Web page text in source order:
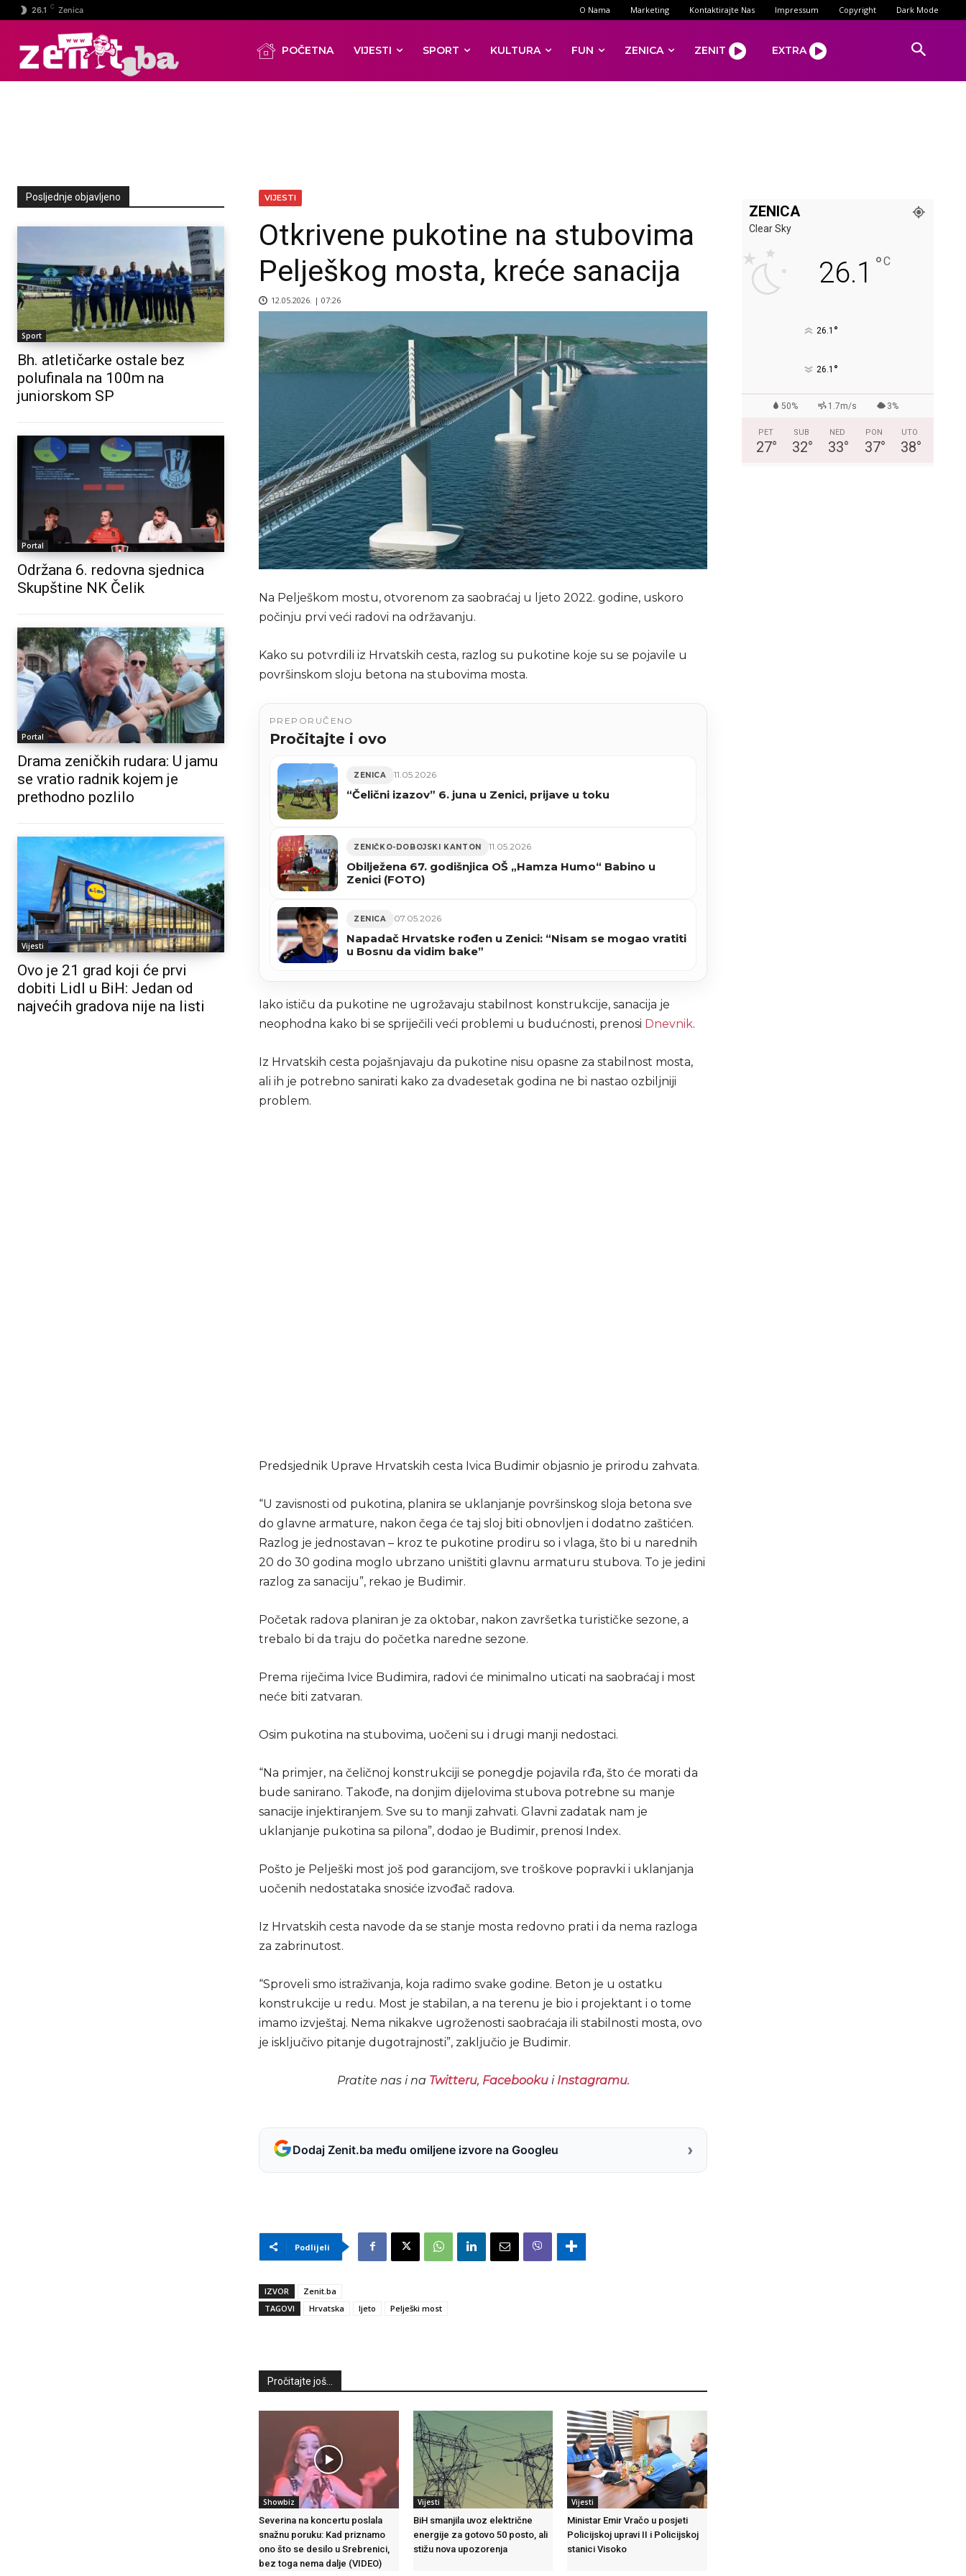
26.1 C Zenica O Nama Marketing Kontaktirajte Nas Impressum Copyright Dark Mode
POČETNA VIJESTI SPORT KULTURA FUN ZENICA ZENIT EXTRA
Posljednje objavljeno
Sport
Bh. atletičarke ostale bez
polufinala na 100m na
juniorskom SP
Portal
Održana 6. redovna sjednica
Skupštine NK Čelik
Portal
Drama zeničkih rudara: U jamu
se vratio radnik kojem je
prethodno pozlilo
Vijesti
Ovo je 21 grad koji će prvi
dobiti Lidl u BiH: Jedan od
najvećih gradova nije na listi
VIJESTI
Otkrivene pukotine na stubovima
Pelješkog mosta, kreće sanacija
12.05.2026. | 07:26
Na Pelješkom mostu, otvorenom za saobraćaj u ljeto 2022. godine, uskoro
počinju prvi veći radovi na održavanju.
Kako su potvrdili iz Hrvatskih cesta, razlog su pukotine koje su se pojavile u
površinskom sloju betona na stubovima mosta.
PREPORUČENO
Pročitajte i ovo
ZENICA 11.05.2026
“Čelični izazov” 6. juna u Zenici, prijave u toku
ZENIČKO-DOBOJSKI KANTON 11.05.2026
Obilježena 67. godišnjica OŠ „Hamza Humo“ Babino u
Zenici (FOTO)
ZENICA 07.05.2026
Napadač Hrvatske rođen u Zenici: “Nisam se mogao vratiti
u Bosnu da vidim bake”
Iako ističu da pukotine ne ugrožavaju stabilnost konstrukcije, sanacija je
neophodna kako bi se spriječili veći problemi u budućnosti, prenosi Dnevnik.
Iz Hrvatskih cesta pojašnjavaju da pukotine nisu opasne za stabilnost mosta,
ali ih je potrebno sanirati kako za dvadesetak godina ne bi nastao ozbiljniji
problem.
Predsjednik Uprave Hrvatskih cesta Ivica Budimir objasnio je prirodu zahvata.
“U zavisnosti od pukotina, planira se uklanjanje površinskog sloja betona sve
do glavne armature, nakon čega će taj sloj biti obnovljen i dodatno zaštićen.
Razlog je jednostavan – kroz te pukotine prodiru so i vlaga, što bi u narednih
20 do 30 godina moglo ubrzano uništiti glavnu armaturu stubova. To je jedini
razlog za sanaciju”, rekao je Budimir.
Početak radova planiran je za oktobar, nakon završetka turističke sezone, a
trebalo bi da traju do početka naredne sezone.
Prema riječima Ivice Budimira, radovi će minimalno uticati na saobraćaj i most
neće biti zatvaran.
Osim pukotina na stubovima, uočeni su i drugi manji nedostaci.
“Na primjer, na čeličnoj konstrukciji se ponegdje pojavila rđa, što će morati da
bude sanirano. Takođe, na donjim dijelovima stubova potrebne su manje
sanacije injektiranjem. Sve su to manji zahvati. Glavni zadatak nam je
uklanjanje pukotina sa pilona”, dodao je Budimir, prenosi Index.
Pošto je Pelješki most još pod garancijom, sve troškove popravki i uklanjanja
uočenih nedostataka snosiće izvođač radova.
Iz Hrvatskih cesta navode da se stanje mosta redovno prati i da nema razloga
za zabrinutost.
“Sproveli smo istraživanja, koja radimo svake godine. Beton je u ostatku
konstrukcije u redu. Most je stabilan, a na terenu je bio i projektant i o tome
imamo izvještaj. Nema nikakve ugroženosti saobraćaja ili stabilnosti mosta, ovo
je isključivo pitanje dugotrajnosti”, zaključio je Budimir.
Pratite nas i na Twitteru, Facebookui Instagramu.
Dodaj Zenit.ba među omiljene izvore na Googleu ›
Podlijeli
IZVOR
Zenit.ba
TAGOVI
Hrvatska ljeto Pelješki most
Pročitajte još...
Showbiz
Severina na koncertu poslala
snažnu poruku: Kad priznamo
ono što se desilo u Srebrenici,
bez toga nema dalje (VIDEO)
Vijesti
BiH smanjila uvoz električne
energije za gotovo 50 posto, ali
stižu nova upozorenja
Vijesti
Ministar Emir Vračo u posjeti
Policijskoj upravi II i Policijskoj
stanici Visoko
ZENICA
Clear Sky
26.1 °C
26.1 °
26.1 °
50% 1.7m/s 3%
PET
27°
SUB
32°
NED
33°
PON
37°
UTO
38°